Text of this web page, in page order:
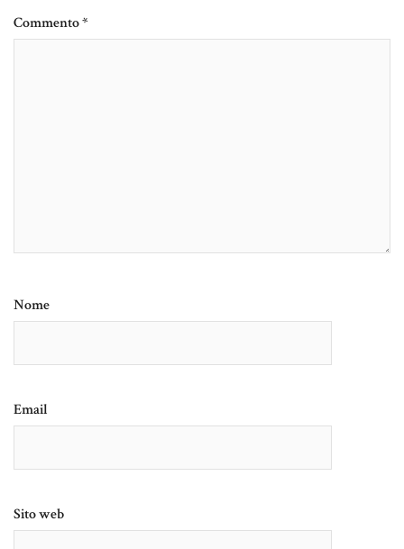
Commento*
Nome
Email
Sito web